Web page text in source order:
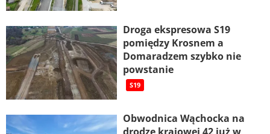
Droga ekspresowa S19
pomiędzy Krosnem a
Domaradzem szybko nie
powstanie
S19
Obwodnica Wąchocka na